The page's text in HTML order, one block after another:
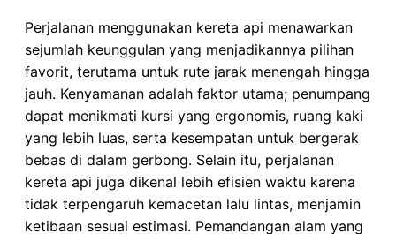
Perjalanan menggunakan kereta api menawarkan
sejumlah keunggulan yang menjadikannya pilihan
favorit, terutama untuk rute jarak menengah hingga
jauh. Kenyamanan adalah faktor utama; penumpang
dapat menikmati kursi yang ergonomis, ruang kaki
yang lebih luas, serta kesempatan untuk bergerak
bebas di dalam gerbong. Selain itu, perjalanan
kereta api juga dikenal lebih efisien waktu karena
tidak terpengaruh kemacetan lalu lintas, menjamin
ketibaan sesuai estimasi. Pemandangan alam yang